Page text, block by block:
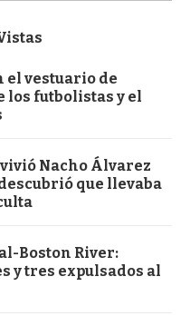
el vestuario de
los futbolistas y el
Nacho Álvarez
que llevaba
Boston River:
y tres expulsados al